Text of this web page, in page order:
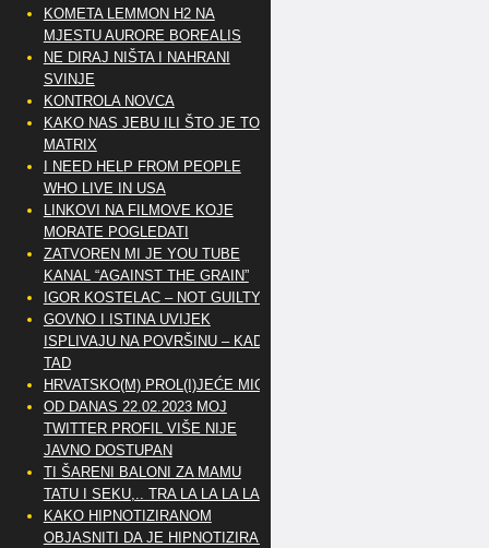
KOMETA LEMMON H2 NA
MJESTU AURORE BOREALIS
NE DIRAJ NIŠTA I NAHRANI
SVINJE
KONTROLA NOVCA
KAKO NAS JEBU ILI ŠTO JE TO
MATRIX
I NEED HELP FROM PEOPLE
WHO LIVE IN USA
LINKOVI NA FILMOVE KOJE
MORATE POGLEDATI
ZATVOREN MI JE YOU TUBE
KANAL “AGAINST THE GRAIN”
IGOR KOSTELAC – NOT GUILTY
GOVNO I ISTINA UVIJEK
ISPLIVAJU NA POVRŠINU – KAD
TAD
HRVATSKO(M) PROL(I)JEĆE MIG
OD DANAS 22.02.2023 MOJ
TWITTER PROFIL VIŠE NIJE
JAVNO DOSTUPAN
TI ŠARENI BALONI ZA MAMU
TATU I SEKU,.. TRA LA LA LA LA
KAKO HIPNOTIZIRANOM
OBJASNITI DA JE HIPNOTIZIRAN